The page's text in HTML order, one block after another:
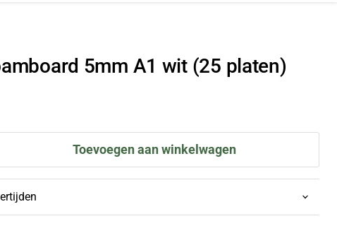
5mm A1 wit (25 platen)
Toevoegen aan winkelwagen